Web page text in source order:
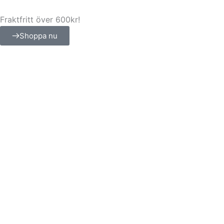
till
innehåll
Fraktfritt över 600kr!
Shoppa nu